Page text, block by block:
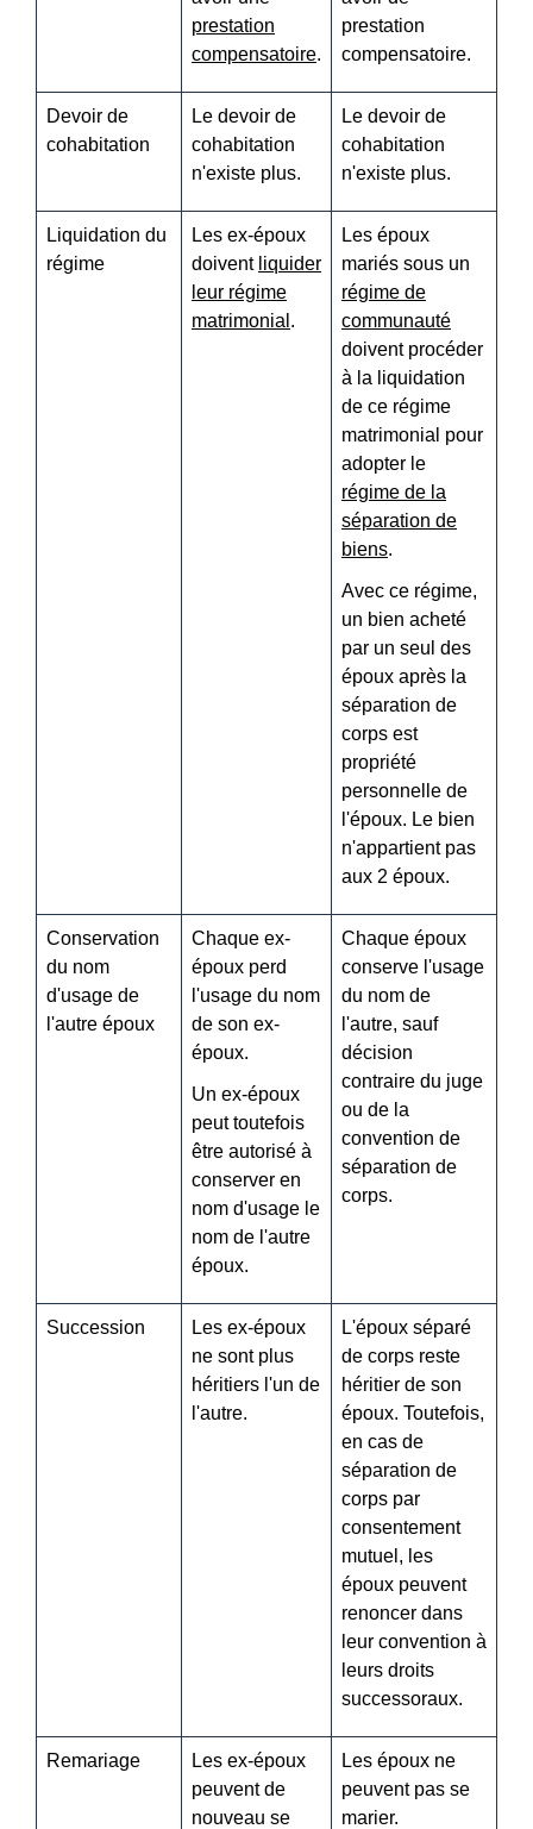
prestation
compensatoire.
prestation
compensatoire.
Devoir de
cohabitation
Le devoir de
cohabitation
n'existe plus.
Le devoir de
cohabitation
n'existe plus.
Liquidation du
régime
Les ex-époux
doivent liquider
leur régime
matrimonial .
Les époux
mariés sous un
régime de
communauté
doivent procéder
à la liquidation
de ce régime
matrimonial pour
adopter le
régime de la
séparation de
biens.
Avec ce régime,
un bien acheté
par un seul des
époux après la
séparation de
corps est
propriété
personnelle de
l'époux. Le bien
n'appartient pas
aux 2 époux.
Conservation
du nom
d'usage de
l'autre époux
Chaque ex-
époux perd
l'usage du nom
de son ex-
époux.
Un ex-époux
peut toutefois
être autorisé à
conserver en
nom d'usage le
nom de l'autre
époux.
Chaque époux
conserve l'usage
du nom de
l'autre, sauf
décision
contraire du juge
ou de la
convention de
séparation de
corps.
Succession
Les ex-époux
ne sont plus
héritiers l'un de
l'autre.
L'époux séparé
de corps reste
héritier de son
époux. Toutefois,
en cas de
séparation de
corps par
consentement
mutuel, les
époux peuvent
renoncer dans
leur convention à
leurs droits
successoraux.
Remariage
Les ex-époux
peuvent de
nouveau se
Les époux ne
peuvent pas se
marier.